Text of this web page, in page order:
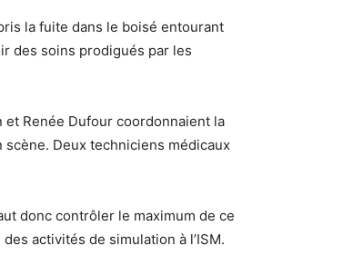
la fuite dans le boisé entourant
des soins prodigués par les
Renée Dufour coordonnaient la
scène. Deux techniciens médicaux
donc contrôler le maximum de ce
activités de simulation à l’ISM.